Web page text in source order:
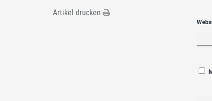
Artikel drucken